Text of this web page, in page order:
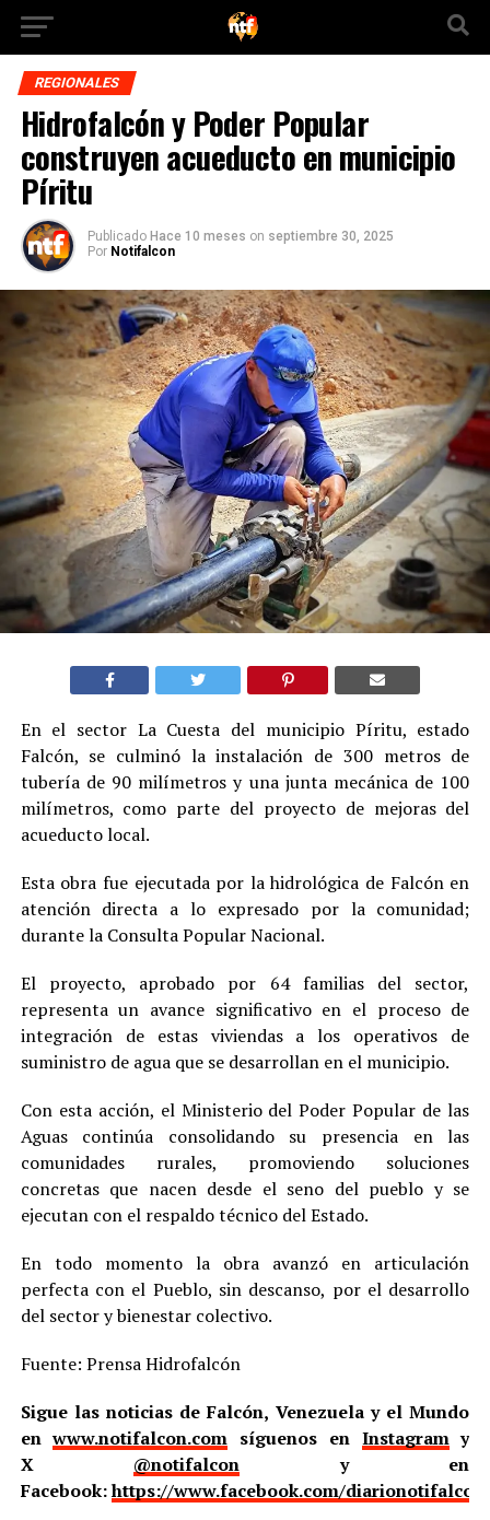
REGIONALES
Hidrofalcón y Poder Popular
construyen acueducto en municipio
Píritu
Publicado Hace 10 meses on septiembre 30, 2025
Por Notifalcon
En el sector La Cuesta del municipio Píritu, estado
Falcón, se culminó la instalación de 300 metros de
tubería de 90 milímetros y una junta mecánica de 100
milímetros, como parte del proyecto de mejoras del
acueducto local.
Esta obra fue ejecutada por la hidrológica de Falcón en
atención directa a lo expresado por la comunidad;
durante la Consulta Popular Nacional.
El proyecto, aprobado por 64 familias del sector,
representa un avance significativo en el proceso de
integración de estas viviendas a los operativos de
suministro de agua que se desarrollan en el municipio.
Con esta acción, el Ministerio del Poder Popular de las
Aguas continúa consolidando su presencia en las
comunidades rurales, promoviendo soluciones
concretas que nacen desde el seno del pueblo y se
ejecutan con el respaldo técnico del Estado.
En todo momento la obra avanzó en articulación
perfecta con el Pueblo, sin descanso, por el desarrollo
del sector y bienestar colectivo.
Fuente: Prensa Hidrofalcón
Sigue las noticias de Falcón, Venezuela y el Mundo
enwww.notifalcon.com síguenos en Instagramy
X @notifalcon y en
Facebook:https://www.facebook.com/